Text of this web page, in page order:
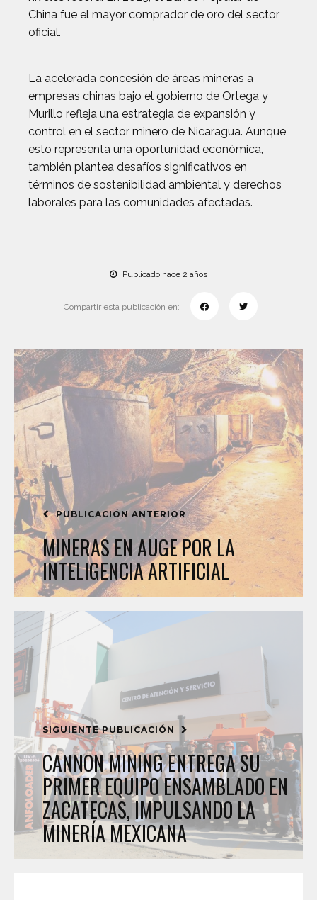
China fue el mayor comprador de oro del sector
oficial.
La acelerada concesión de áreas mineras a
empresas chinas bajo el gobierno de Ortega y
Murillo refleja una estrategia de expansión y
control en el sector minero de Nicaragua. Aunque
esto representa una oportunidad económica,
también plantea desafíos significativos en
términos de sostenibilidad ambiental y derechos
laborales para las comunidades afectadas.
Publicado hace 2 años
Compartir esta publicación en:
PUBLICACIÓN ANTERIOR
MINERAS EN AUGE POR LA
INTELIGENCIA ARTIFICIAL
SIGUIENTE PUBLICACIÓN
CANNON MINING ENTREGA SU
PRIMER EQUIPO ENSAMBLADO EN
ZACATECAS, IMPULSANDO LA
MINERÍA MEXICANA